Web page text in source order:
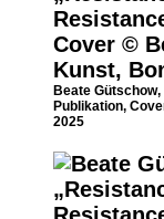
Beate
Publikation,
2025